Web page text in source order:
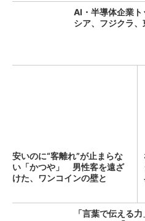
AI・半導体企業
シア、フジクラ
安いのに“客離れ”が止まらな
い「かつや」 男性客を遠ざ
けた、ワンコインの壁と
「言葉で伝える